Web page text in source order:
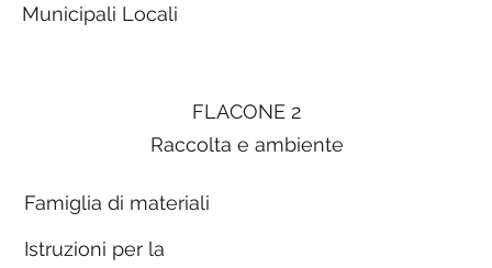
FLACONE 2
Raccolta e ambiente
Famiglia di materiali
Istruzioni per la
Municipali Locali